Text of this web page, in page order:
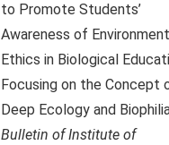
to Promote Students’
Awareness of
Ethics in Biological
Focusing on the Concept
Deep Ecology and
Bulletin of Institute of